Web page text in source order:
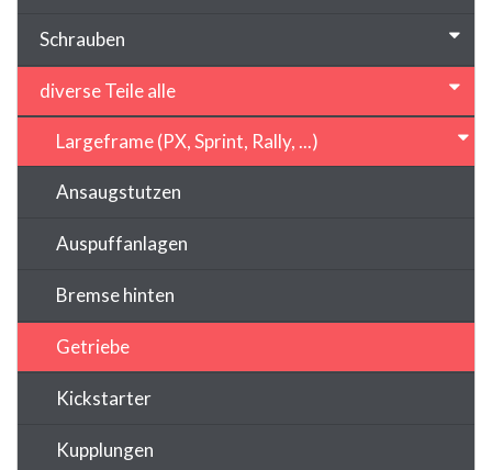
Schrauben
diverse Teile alle
Largeframe (PX, Sprint, Rally, ...)
Ansaugstutzen
Auspuffanlagen
Bremse hinten
Getriebe
Kickstarter
Kupplungen